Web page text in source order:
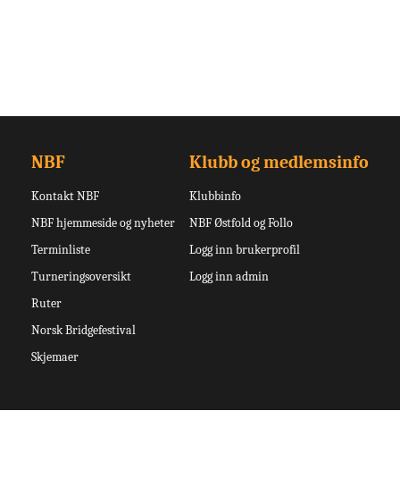
NBF
Kontakt NBF
NBF hjemmeside og nyheter
Terminliste
Turneringsoversikt
Ruter
Norsk Bridgefestival
Skjemaer
Klubb og medlemsinfo
Klubbinfo
NBF Østfold og Follo
Logg inn brukerprofil
Logg inn admin